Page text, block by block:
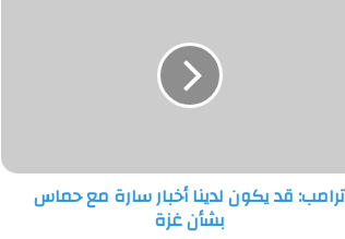
ترامب: قد يكون لدينا أخبار سارة مع حماس
بشأن غزة